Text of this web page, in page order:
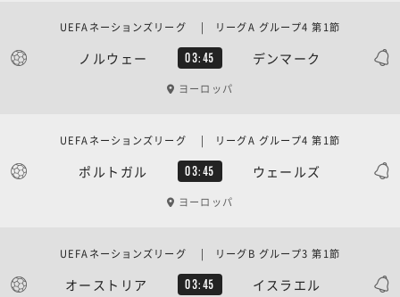
ノルウェー 03:45 デンマーク
UEFAネーションズリーグ | リーグA グループ4 第1節
ヨーロッパ
ポルトガル 03:45 ウェールズ
UEFAネーションズリーグ | リーグA グループ4 第1節
ヨーロッパ
オーストリア 03:45 イスラエル
UEFAネーションズリーグ | リーグB グループ3 第1節